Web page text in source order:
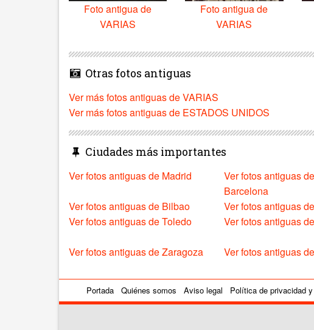
Foto antigua de
VARIAS
Foto antigua de
VARIAS
Otras fotos antiguas
Ver más fotos antiguas de VARIAS
Ver más fotos antiguas de ESTADOS UNIDOS
Ciudades más importantes
Ver fotos antiguas de Madrid
Ver fotos antiguas de
Barcelona
Ver fotos antiguas de Bilbao Ver fotos antiguas
Ver fotos antiguas de Toledo
Ver fotos antiguas
Ver fotos antiguas de Zaragoza
Ver fotos antiguas
Portada Quiénes somos Aviso legal Política de privacidad